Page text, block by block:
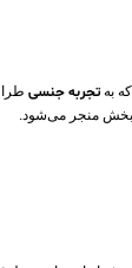
به تجربه جنسی
منجر می‌شود.